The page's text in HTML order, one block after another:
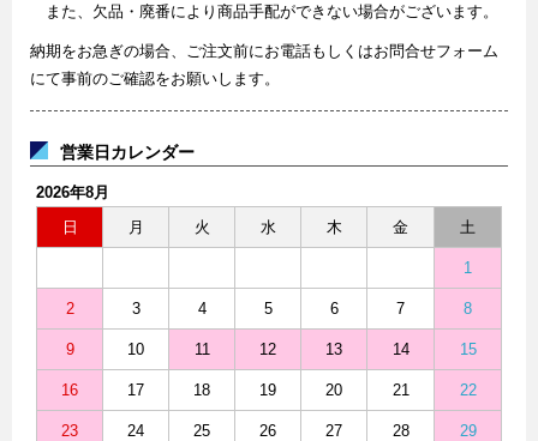
また、欠品・廃番により商品手配ができない場合がございます。
納期をお急ぎの場合、ご注文前にお電話もしくはお問合せフォーム
にて事前のご確認をお願いします。
営業日カレンダー
2026年8月
日
月 火 水 木 金 土
1
2 3 4 5 6 7 8
9 10 11 12 13 14 15
16 17 18 19 20 21 22
23 24 25 26 27 28 29